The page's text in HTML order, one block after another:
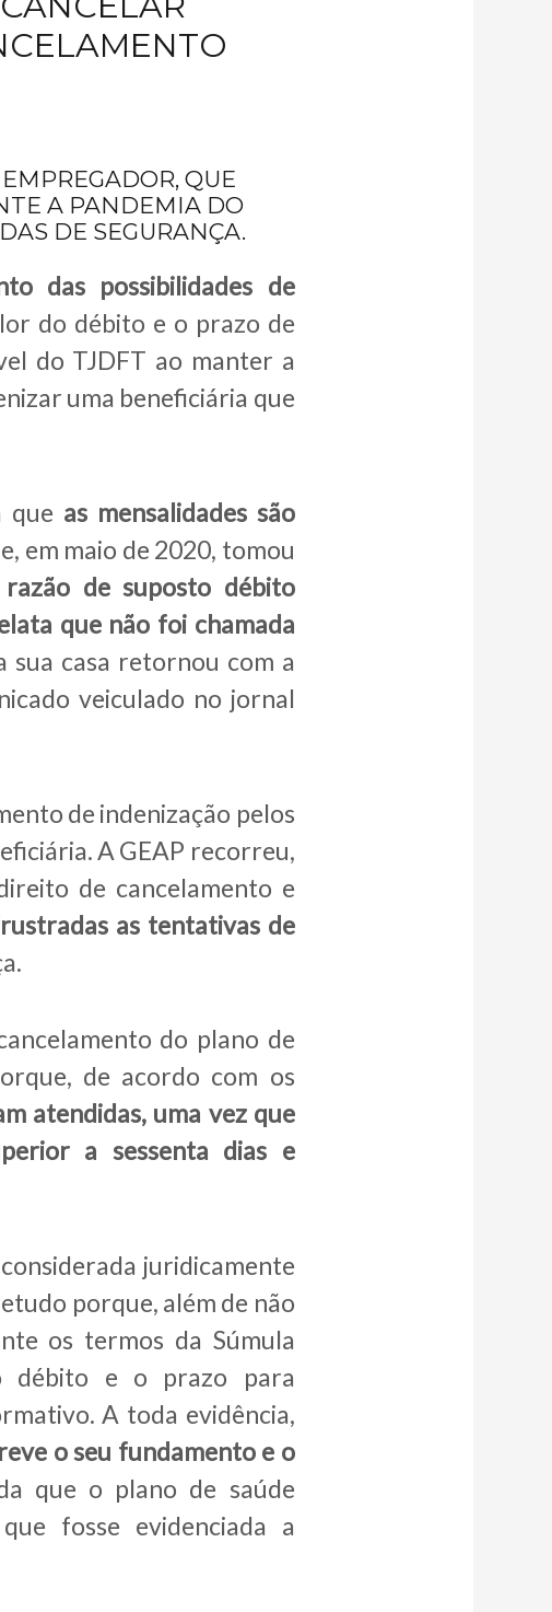
QUE
A PANDEMIA DO
DE SEGURANÇA.
das possibilidades de
do débito e o prazo de
do TJDFT ao manter a
uma beneficiária que
que as mensalidades são
em maio de 2020, tomou
razão de suposto débito
que não foi chamada
sua casa retornou com a
veiculado no jornal
de indenização pelos
A GEAP recorreu,
de cancelamento e
as tentativas de
do plano de
de acordo com os
atendidas, uma vez que
a sessenta dias e
juridicamente
porque, além de não
os termos da Súmula
débito e o prazo para
A toda evidência,
o seu fundamento e o
que o plano de saúde
fosse evidenciada a